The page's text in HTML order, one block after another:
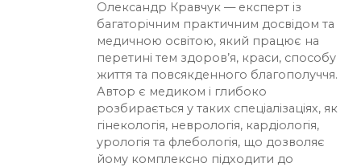
Олександр Кравчук — експерт із
багаторічним практичним досвідом та
медичною освітою, який працює на
перетині тем здоров’я, краси, способу
життя та повсякденного благополуччя.
Автор є медиком і глибоко
розбирається у таких спеціалізаціях, як
гінекологія, неврологія, кардіологія,
урологія та флебологія, що дозволяє
йому комплексно підходити до